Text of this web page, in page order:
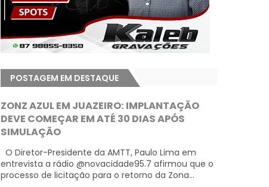
POSTAGEM EM DESTAQUE
ZONZ AZUL EM JUAZEIRO: IMPLANTAÇÃO
DEVE COMEÇAR EM ATÉ 30 DIAS APÓS
SIMULAÇÃO
O Diretor-Presidente da AMTT, Paulo Lima em
entrevista a rádio @novacidade95.7 afirmou que o
processo de licitação para o retorno da Zona...